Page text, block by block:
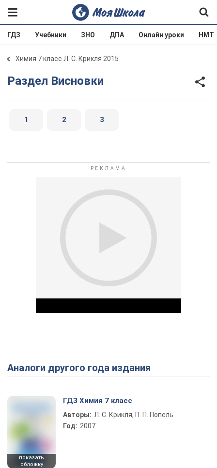
ГДЗ Учебники ЗНО ДПА Онлайн уроки НМТ
Химия 7 класс Л. С. Крикля 2015
Раздел Висновки
1 2 3
Play Video
Аналоги другого года издания
показать
обложку
ГДЗ Химия 7 класс
Авторы: Л. С. Крикля, П. П. Попель
Год: 2007